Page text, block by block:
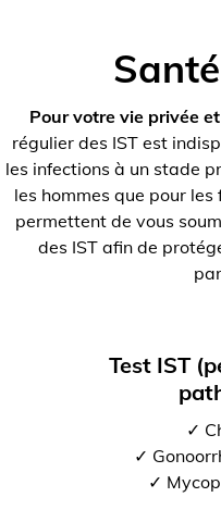
Pour votre vie privée
régulier des IST est
les infections à un stade
les hommes que pour
permettent de vous
des IST afin de
Test IST
✓
✓
✓